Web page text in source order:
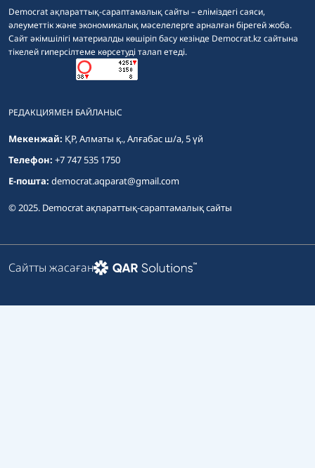
Democrat ақпараттық-сараптамалық сайты – еліміздегі саяси,
әлеуметтік және экономикалық мәселелерге арналған бірегей жоба.
Сайт әкімшілігі материалды көшіріп басу кезінде Democrat.kz сайтына
тікелей гиперсілтеме көрсетуді талап етеді.
РЕДАКЦИЯМЕН БАЙЛАНЫС
Мекенжай: ҚР, Алматы қ., Алғабас ш/а, 5 үй
Телефон: +7 747 535 1750
E-пошта: democrat.aqparat@gmail.com
© 2025. Democrat ақпараттық-сараптамалық сайты
Сайтты жасаған